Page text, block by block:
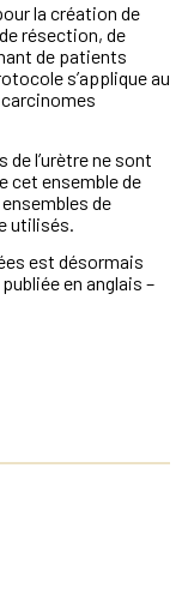
la création de
résection, de
de patients
s’applique au
l’urètre ne sont
cet ensemble de
de
utilisés.
est désormais
en anglais –